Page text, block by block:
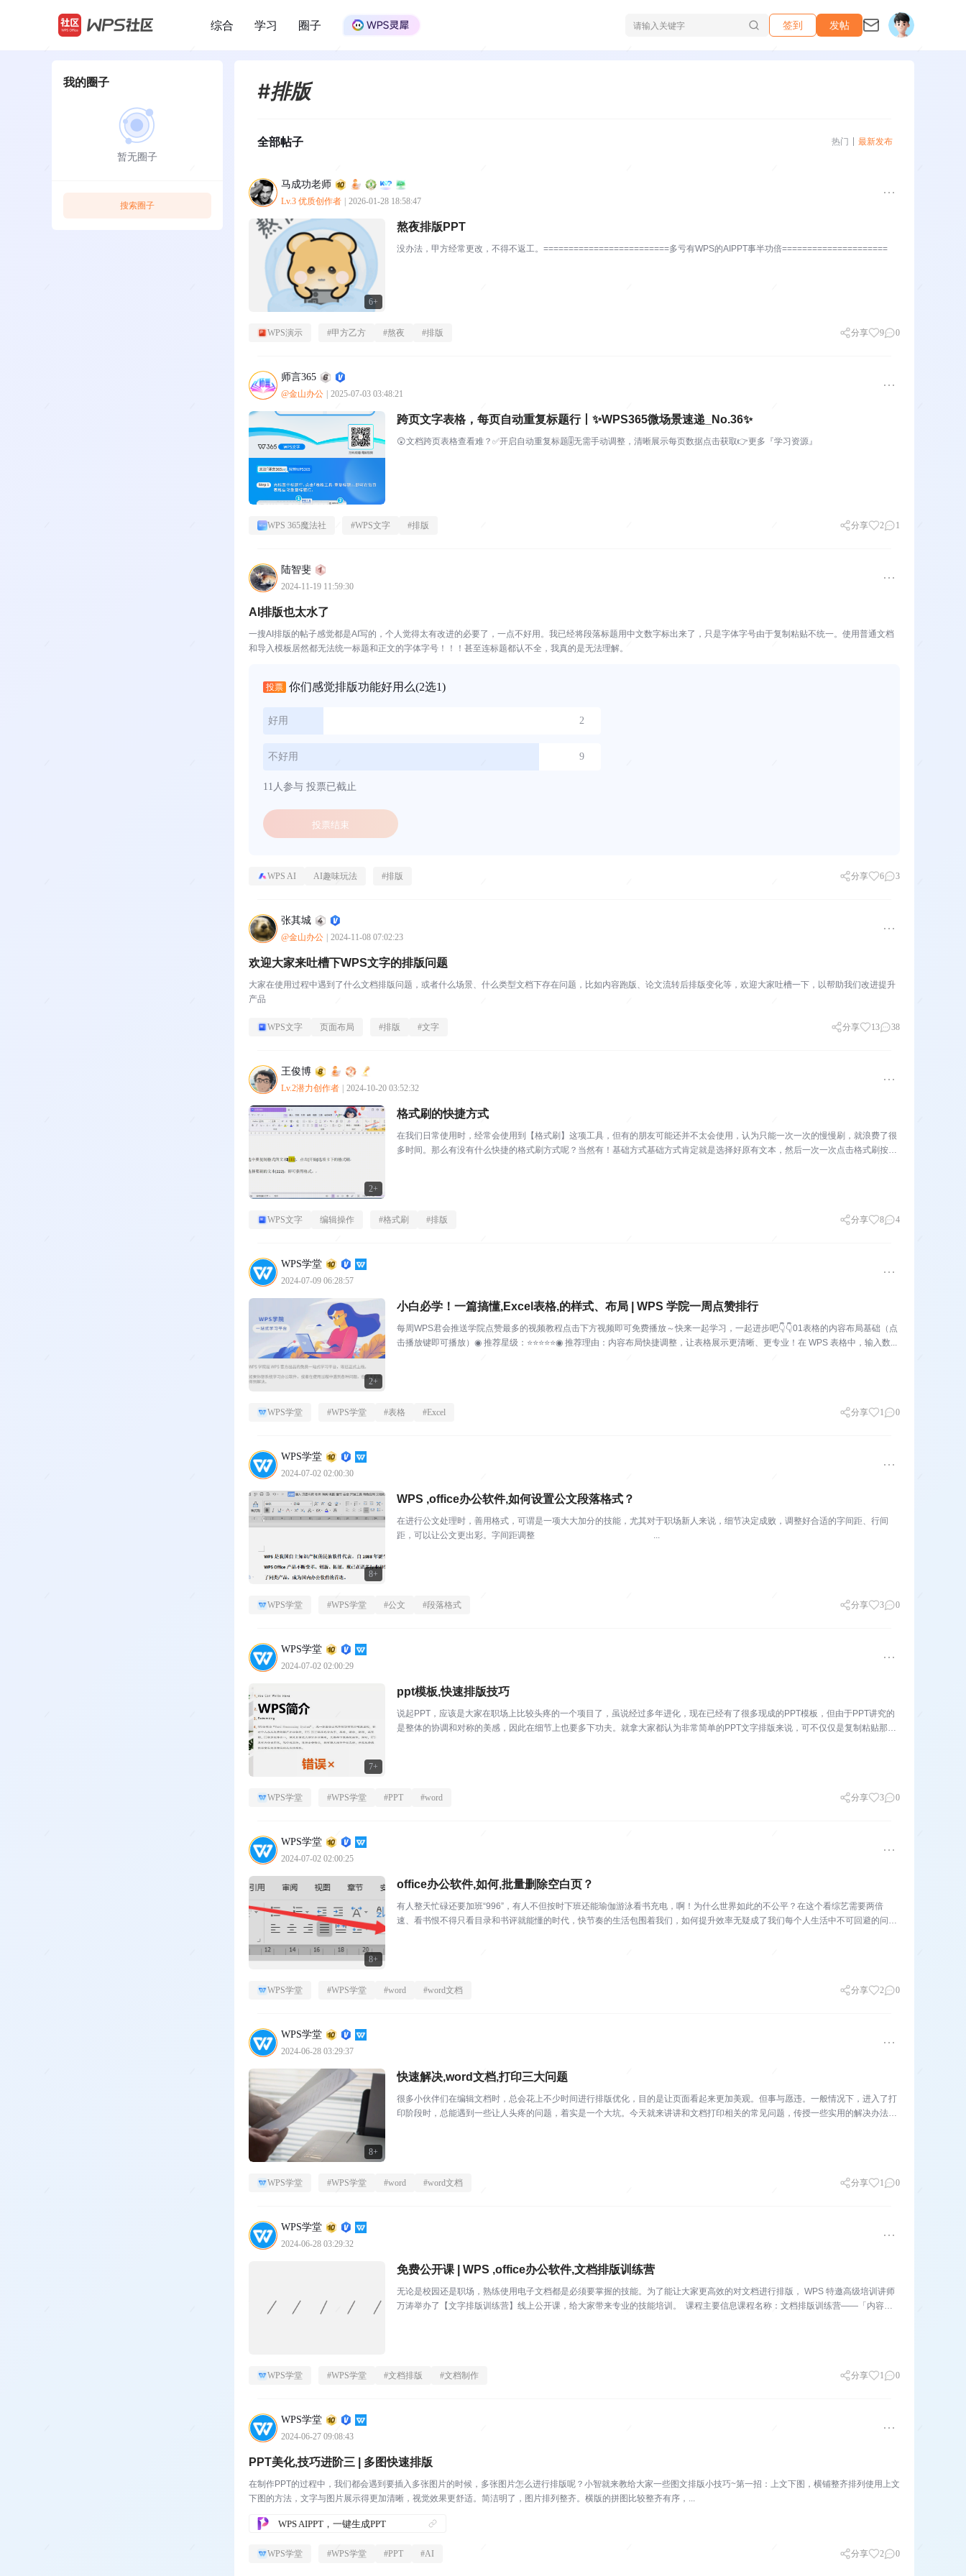
/
综合 学习 圈子 签到 发帖
我的圈子
暂无圈子
搜索圈子
#排版
全部帖子 热门 最新发布
马成功老师
Lv.3 优质创作者 2026-01-28 18:58:47
6+
熬夜排版PPT
没办法，甲方经常更改，不得不返工。=========================多亏有WPS的AIPPT事半功倍=====================
WPS演示 #甲方乙方 #熬夜 #排版 分享 9 0
师言365
@金山办公 2025-07-03 03:48:21
跨页文字表格，每页自动重复标题行丨✨WPS365微场景速递_No.36✨
😲文档跨页表格查看难？✅开启自动重复标题🎚️无需手动调整，清晰展示每页数据点击获取👉更多『学习资源』
WPS 365魔法社 #WPS文字 #排版 分享 2 1
陆智斐
2024-11-19 11:59:30
AI排版也太水了
一搜AI排版的帖子感觉都是AI写的，个人觉得太有改进的必要了，一点不好用。我已经将段落标题用中文数字标出来了，只是字体字号由于复制粘贴不统一。使用普通文档
和导入模板居然都无法统一标题和正文的字体字号！！！甚至连标题都认不全，我真的是无法理解。
投票 你们感觉排版功能好用么(2选1)
好用 2
不好用 9
11人参与 投票已截止
投票结束
WPS AI AI趣味玩法 #排版 分享 6 3
张其城
@金山办公 2024-11-08 07:02:23
欢迎大家来吐槽下WPS文字的排版问题
大家在使用过程中遇到了什么文档排版问题，或者什么场景、什么类型文档下存在问题，比如内容跑版、论文流转后排版变化等，欢迎大家吐槽一下，以帮助我们改进提升
产品
WPS文字 页面布局 #排版 #文字 分享 13 38
王俊博
Lv.2潜力创作者 2024-10-20 03:52:32
2+
格式刷的快捷方式
在我们日常使用时，经常会使用到【格式刷】这项工具，但有的朋友可能还并不太会使用，认为只能一次一次的慢慢刷，就浪费了很
多时间。那么有没有什么快捷的格式刷方式呢？当然有！基础方式基础方式肯定就是选择好原有文本，然后一次一次点击格式刷按钮
WPS文字 编辑操作 #格式刷 #排版 分享 8 4
WPS学堂
2024-07-09 06:28:57
2+
小白必学！一篇搞懂,Excel表格,的样式、布局 | WPS 学院一周点赞排行
每周WPS君会推送学院点赞最多的视频教程点击下方视频即可免费播放～快来一起学习，一起进步吧👇👇01表格的内容布局基础（点
击播放键即可播放）◉ 推荐星级：⭐️⭐️⭐️⭐️⭐️◉ 推荐理由：内容布局快捷调整，让表格展示更清晰、更专业！在 WPS 表格中，输入数...
WPS学堂 #WPS学堂 #表格 #Excel 分享 1 0
WPS学堂
2024-07-02 02:00:30
8+
WPS ,office办公软件,如何设置公文段落格式？
在进行公文处理时，善用格式，可谓是一项大大加分的技能，尤其对于职场新人来说，细节决定成败，调整好合适的字间距、行间
距，可以让公文更出彩。字间距调整 ...
WPS学堂 #WPS学堂 #公文 #段落格式 分享 3 0
WPS学堂
2024-07-02 02:00:29
7+
ppt模板,快速排版技巧
说起PPT，应该是大家在职场上比较头疼的一个项目了，虽说经过多年进化，现在已经有了很多现成的PPT模板，但由于PPT讲究的
是整体的协调和对称的美感，因此在细节上也要多下功夫。就拿大家都认为非常简单的PPT文字排版来说，可不仅仅是复制粘贴那么
WPS学堂 #WPS学堂 #PPT #word 分享 3 0
WPS学堂
2024-07-02 02:00:25
8+
office办公软件,如何,批量删除空白页？
有人整天忙碌还要加班“996”，有人不但按时下班还能瑜伽游泳看书充电，啊！为什么世界如此的不公平？在这个看综艺需要两倍
速、看书恨不得只看目录和书评就能懂的时代，快节奏的生活包围着我们，如何提升效率无疑成了我们每个人生活中不可回避的问
WPS学堂 #WPS学堂 #word #word文档 分享 2 0
WPS学堂
2024-06-28 03:29:37
8+
快速解决,word文档,打印三大问题
很多小伙伴们在编辑文档时，总会花上不少时间进行排版优化，目的是让页面看起来更加美观。但事与愿违。一般情况下，进入了打
印阶段时，总能遇到一些让人头疼的问题，着实是一个大坑。今天就来讲讲和文档打印相关的常见问题，传授一些实用的解决办法给
WPS学堂 #WPS学堂 #word #word文档 分享 1 0
WPS学堂
2024-06-28 03:29:32
免费公开课 | WPS ,office办公软件,文档排版训练营
无论是校园还是职场，熟练使用电子文档都是必须要掌握的技能。为了能让大家更高效的对文档进行排版， WPS 特邀高级培训讲师
万涛举办了【文字排版训练营】线上公开课，给大家带来专业的技能培训。 课程主要信息课程名称：文档排版训练营——「内容排
WPS学堂 #WPS学堂 #文档排版 #文档制作 分享 1 0
WPS学堂
2024-06-27 09:08:43
PPT美化,技巧进阶三 | 多图快速排版
在制作PPT的过程中，我们都会遇到要插入多张图片的时候，多张图片怎么进行排版呢？小智就来教给大家一些图文排版小技巧~第一招：上文下图，横铺整齐排列使用上文
下图的方法，文字与图片展示得更加清晰，视觉效果更舒适。简洁明了，图片排列整齐。横版的拼图比较整齐有序，...
WPS AIPPT，一键生成PPT
WPS学堂 #WPS学堂 #PPT #AI 分享 2 0